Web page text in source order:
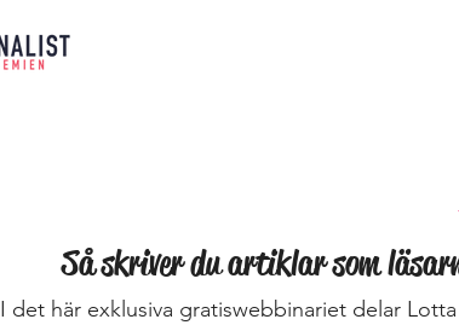
Så skriver du artiklar som
I det här exklusiva gratiswebbinariet delar